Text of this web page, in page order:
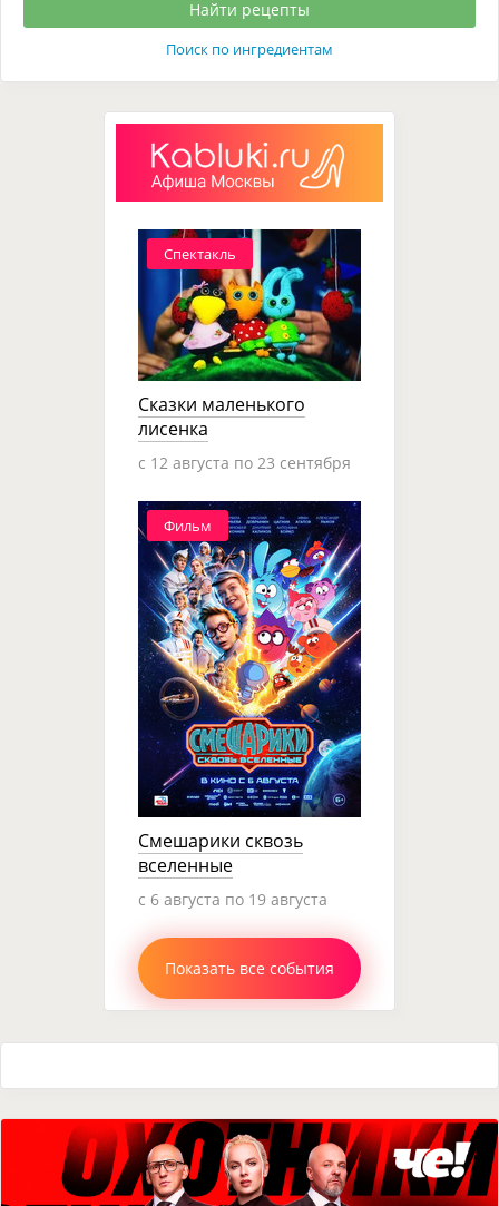
Поиск по ингредиентам
Спектакль
Сказки маленького
лисенка
c 12 августа по 23 сентября
Фильм
Смешарики сквозь
вселенные
c 6 августа по 19 августа
Показать все события